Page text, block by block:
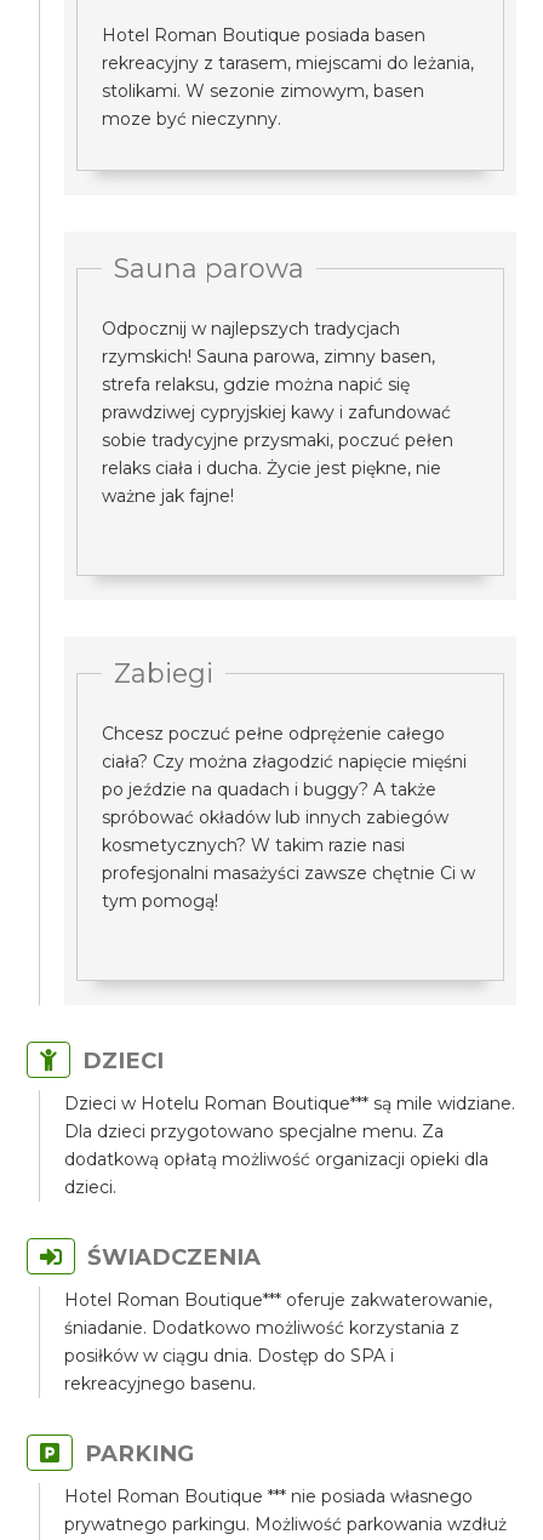
Hotel Roman Boutique posiada basen
rekreacyjny z tarasem, miejscami do leżania,
stolikami. W sezonie zimowym, basen
moze być nieczynny.
Sauna parowa
Odpocznij w najlepszych tradycjach
rzymskich! Sauna parowa, zimny basen,
strefa relaksu, gdzie można napić się
prawdziwej cypryjskiej kawy i zafundować
sobie tradycyjne przysmaki, poczuć pełen
relaks ciała i ducha. Życie jest piękne, nie
ważne jak fajne!
Zabiegi
Chcesz poczuć pełne odprężenie całego
ciała? Czy można złagodzić napięcie mięśni
po jeździe na quadach i buggy? A także
spróbować okładów lub innych zabiegów
kosmetycznych? W takim razie nasi
profesjonalni masażyści zawsze chętnie Ci w
tym pomogą!
DZIECI
Dzieci w Hotelu Roman Boutique*** są mile widziane.
Dla dzieci przygotowano specjalne menu. Za
dodatkową opłatą możliwość organizacji opieki dla
dzieci.
ŚWIADCZENIA
Hotel Roman Boutique*** oferuje zakwaterowanie,
śniadanie. Dodatkowo możliwość korzystania z
posiłków w ciągu dnia. Dostęp do SPA i
rekreacyjnego basenu.
PARKING
Hotel Roman Boutique *** nie posiada własnego
prywatnego parkingu. Możliwość parkowania wzdłuż